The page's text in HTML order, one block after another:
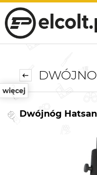
więcej
Dwójnóg Hatsan